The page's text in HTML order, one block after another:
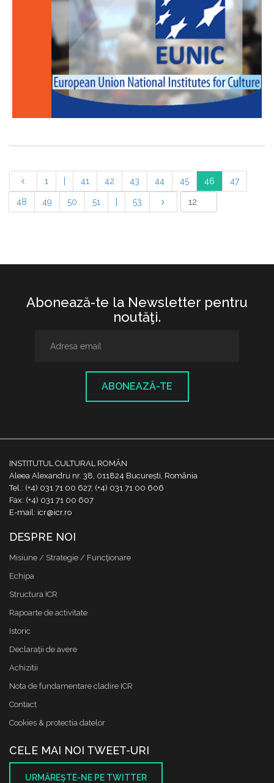
1 41 42 43 44 45 46 47
48 49 50 51 53
Abonează-te la Newsletter pentru
noutăţi.
ABONEAZĂ-TE
INSTITUTUL CULTURAL ROMÂN
Aleea Alexandru nr. 38, 011824 București, România
Tel.: (+4) 031 71 00 627, (+4) 031 71 00 606
Fax: (+4) 031 71 00 607
E-mail: icr@icr.ro
DESPRE NOI
Misiune / Strategie / Funcţionare
Echipa
Structura ICR
Rapoarte de activitate
Istoric
Declaraţii de avere
Achizitii
Nota de fundamentare cladire ICR
Contact
Cookies & protectia datelor
CELE MAI NOI TWEET-URI
URMĂREŞTE-NE PE TWITTER